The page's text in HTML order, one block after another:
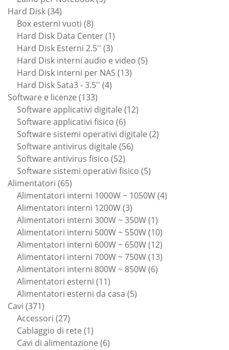
Hard Disk 3434
prodotti
Box esterni vuoti 88
prodotti
Hard Disk Data Center 11
prodotto
Hard Disk Esterni 2.5'' 33
prodotti
Hard Disk interni audio e video 55
Hard Disk interni per NAS 1313
Hard Disk Sata3 - 3.5'' 44
Software e licenze 133133
prodotti
Software applicativi digitale 1212
Software applicativi fisico 66
prodotti
Software sistemi operativi digitale 22
Software antivirus digitale 5656
Software antivirus fisico 5252
prodotti
Software sistemi operativi fisico 55
Alimentatori 6565
prodotti
Alimentatori interni 1000W ~ 1050W 44
Alimentatori interni 1200W 33
prodotti
Alimentatori interni 300W ~ 350W 11
prodotto
Alimentatori interni 500W ~ 550W 1010
prodotti
Alimentatori interni 600W ~ 650W 1212
prodotti
Alimentatori interni 700W ~ 750W 1313
Alimentatori interni 800W ~ 850W 66
Alimentatori esterni 1111
prodotti
Alimentatori esterni da casa 55
Cavi 371371
prodotti
Accessori 2727
prodotti
Cablaggio di rete 11
prodotto
Cavi di alimentazione 66